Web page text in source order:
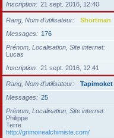
Inscription
21 sept. 2016, 12:40
Rang, Nom d’utilisateur
Shortman
Messages
176
Prénom, Localisation, Site internet
Lucas
Inscription
21 sept. 2016, 12:41
Rang, Nom d’utilisateur
Tapimoket
Messages
25
Prénom, Localisation, Site internet
Philippe
Terre
http://grimoirealchimiste.com/